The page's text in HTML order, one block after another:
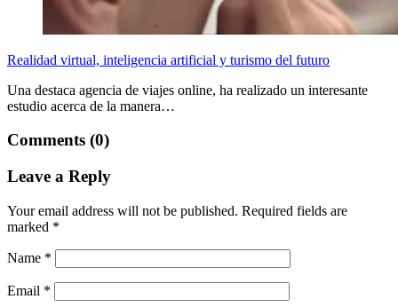
Realidad virtual, inteligencia artificial y turismo del futuro
Una destaca agencia de viajes online, ha realizado un interesante
estudio acerca de la manera…
Comments (0)
Leave a Reply
Your email address will not be published. Required fields are
marked *
Name *
Email *